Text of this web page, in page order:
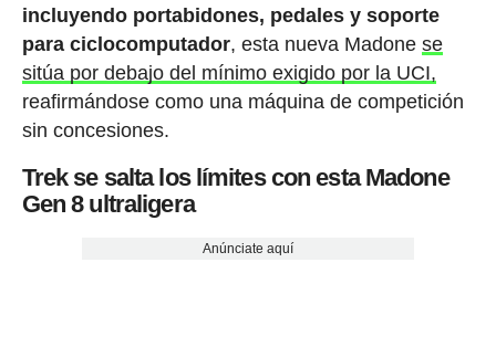
incluyendo portabidones, pedales y soporte
para ciclocomputador, esta nueva Madone se
sitúa por debajo del mínimo exigido por la UCI,
reafirmándose como una máquina de competición
sin concesiones.
Trek se salta los límites con esta Madone
Gen 8 ultraligera
Anúnciate aquí